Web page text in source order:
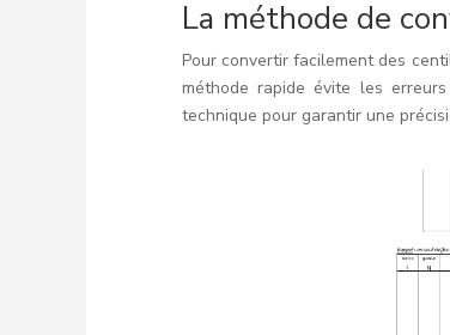
La méthode de
Pour convertir facilement des
méthode rapide évite les
technique pour garantir une